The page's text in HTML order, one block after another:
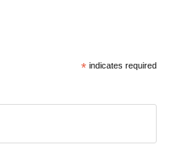
* indicates required